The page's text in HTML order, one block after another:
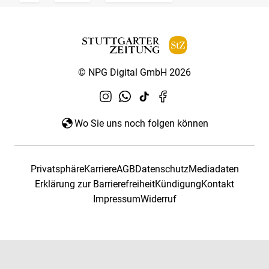
© NPG Digital GmbH 2026
Wo Sie uns noch folgen können
PrivatsphäreKarriereAGBDatenschutzMediadaten
Erklärung zur BarrierefreiheitKündigungKontakt
ImpressumWiderruf